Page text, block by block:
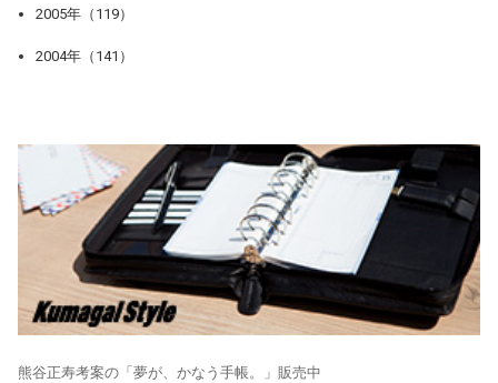
2005年（119）
2004年（141）
熊谷正寿考案の「夢が、かなう手帳。」販売中